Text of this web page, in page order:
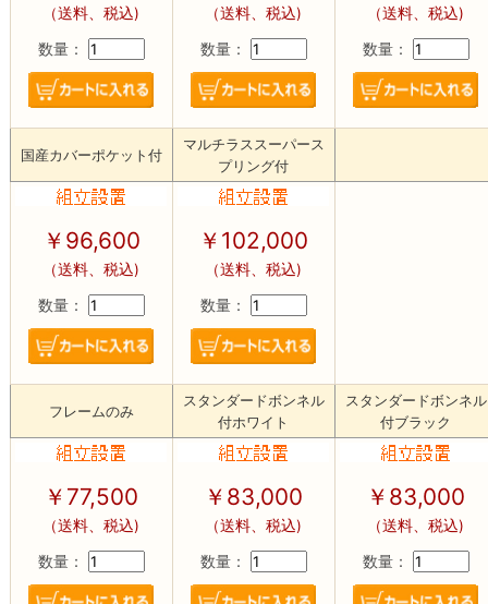
（送料、税込)
数量：
（送料、税込)
数量：
（送料、税込)
数量：
国産カバーポケット付
マルチラススーパース
プリング付
￥96,600
（送料、税込)
数量：
￥102,000
（送料、税込)
数量：
フレームのみ
スタンダードボンネル
付ホワイト
スタンダードボンネル
付ブラック
￥77,500
（送料、税込)
数量：
￥83,000
（送料、税込)
数量：
￥83,000
（送料、税込)
数量：